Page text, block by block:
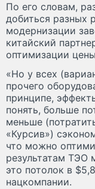
По его словам,
добиться разных
модернизации
китайский
оптимизации
«Но у всех
прочего
принципе,
понять, больше
меньше
«Курсив»)
что можно
результатам ТЭО
это потолок в
нацкомпании.